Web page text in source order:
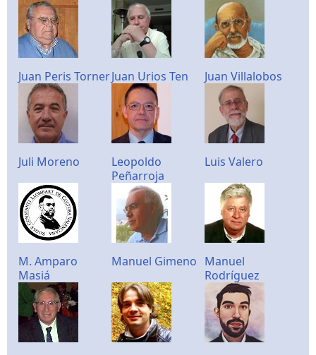
Juan Peris TornerJuan Urios Ten Juan Villalobos
Juli Moreno
Leopoldo
Peñarroja
Luis Valero
M. Amparo
Masiá
Manuel Gimeno Manuel
Rodríguez